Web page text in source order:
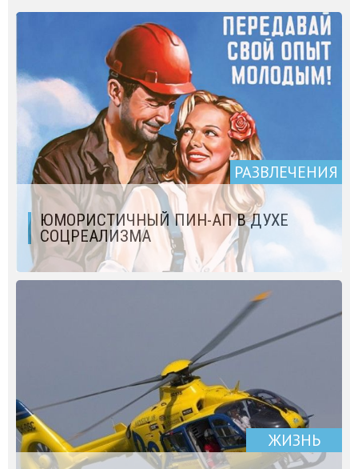
РАЗВЛЕЧЕНИЯ
ЮМОРИСТИЧНЫЙ ПИН-АП В ДУХЕ
СОЦРЕАЛИЗМА
ЖИЗНЬ